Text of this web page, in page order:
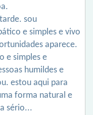
sou
e simples e vivo
aparece.
e simples e
humildes e
estou aqui para
forma natural e
sério...